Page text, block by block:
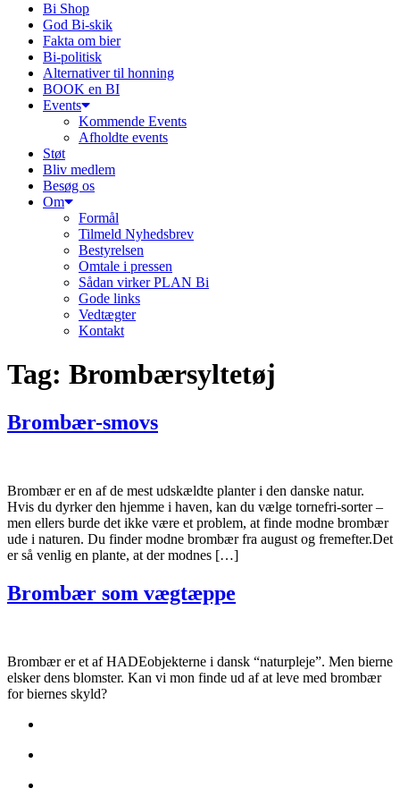
Bi Shop
God Bi-skik
Fakta om bier
Bi-politisk
Alternativer til honning
BOOK en BI
Events
Kommende Events
Afholdte events
Støt
Bliv medlem
Besøg os
Om
Formål
Tilmeld Nyhedsbrev
Bestyrelsen
Omtale i pressen
Sådan virker PLAN Bi
Gode links
Vedtægter
Kontakt
Tag: Brombærsyltetøj
Brombær-smovs
Brombær er en af de mest udskældte planter i den danske natur.
Hvis du dyrker den hjemme i haven, kan du vælge tornefri-sorter –
men ellers burde det ikke være et problem, at finde modne brombær
ude i naturen. Du finder modne brombær fra august og fremefter.Det
er så venlig en plante, at der modnes […]
Brombær som vægtæppe
Brombær er et af HADEobjekterne i dansk “naturpleje”. Men bierne
elsker dens blomster. Kan vi mon finde ud af at leve med brombær
for biernes skyld?